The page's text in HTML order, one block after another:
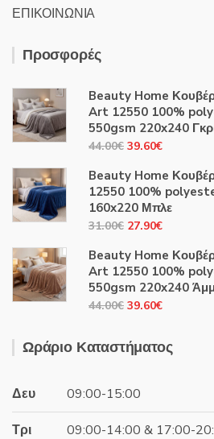
ΕΠΙΚΟΙΝΩΝΙΑ
Προσφορές
Beauty Home
Art 12550 100%
550gsm 220x240
44.00€ Original
was:
44.00€.
39.60€Η
τιμή
είναι:
39.60€.
Beauty Home
12550 100%
160x220 Μπλε
31.00€ Original
was:
31.00€.
27.90€Η
τιμή
είναι:
27.90€.
Beauty Home
Art 12550 100%
550gsm 220x240
44.00€ Original
was:
39.60€Η
τιμή
Ωράριο Καταστήματος
Δευ 09:00-15:00
Τρι 09:00-14:00 & 17:00-